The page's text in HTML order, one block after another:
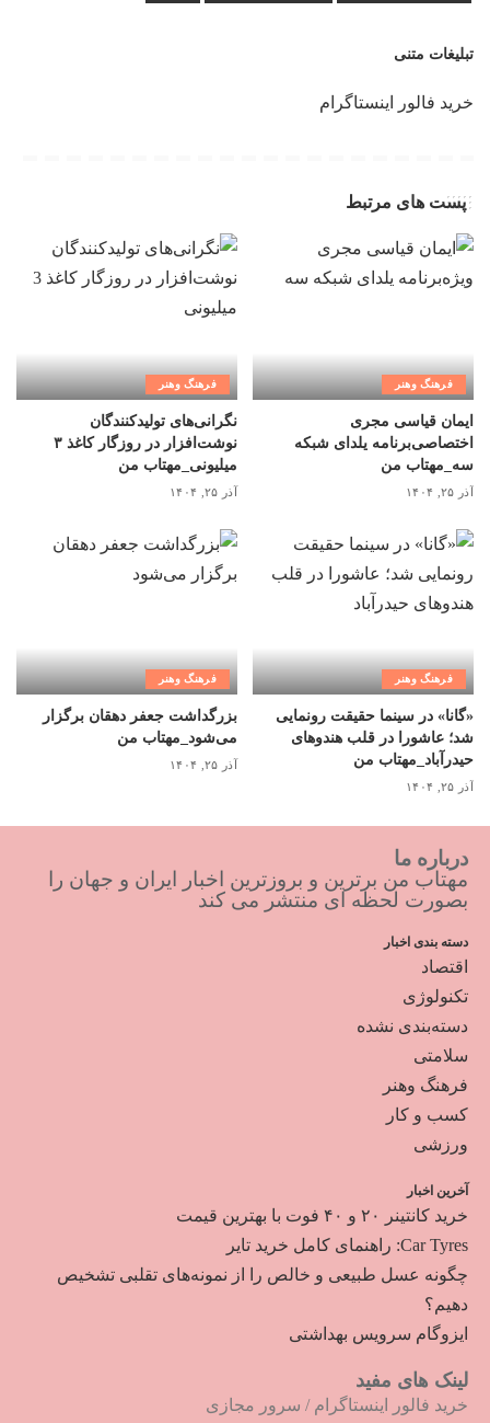
تبلیغات متنی
خرید فالور اینستاگرام
پست های مرتبط
فرهنگ وهنر
ایمان قیاسی مجری
اختصاصی‌برنامه یلدای شبکه
سه_مهتاب من
آذر ۲۵, ۱۴۰۴
فرهنگ وهنر
نگرانی‌های تولیدکنندگان
نوشت‌افزار در روزگار کاغذ ۳
میلیونی_مهتاب من
آذر ۲۵, ۱۴۰۴
فرهنگ وهنر
«گانا» در سینما حقیقت رونمایی
شد؛ عاشورا در قلب هندوهای
حیدرآباد_مهتاب من
آذر ۲۵, ۱۴۰۴
فرهنگ وهنر
بزرگداشت جعفر دهقان برگزار
می‌شود_مهتاب من
آذر ۲۵, ۱۴۰۴
درباره ما
مهتاب من برترین و بروزترین اخبار ایران و جهان را
بصورت لحظه ای منتشر می کند
دسته بندی اخبار
اقتصاد
تکنولوژی
دسته‌بندی نشده
سلامتی
فرهنگ وهنر
کسب و کار
ورزشی
آخرین اخبار
خرید کانتینر ۲۰ و ۴۰ فوت با بهترین قیمت
Car Tyres: راهنمای کامل خرید تایر
چگونه عسل طبیعی و خالص را از نمونه‌های تقلبی تشخیص
دهیم؟
ایزوگام سرویس بهداشتی
لینک های مفید
خرید فالور اینستاگرام / سرور مجازی